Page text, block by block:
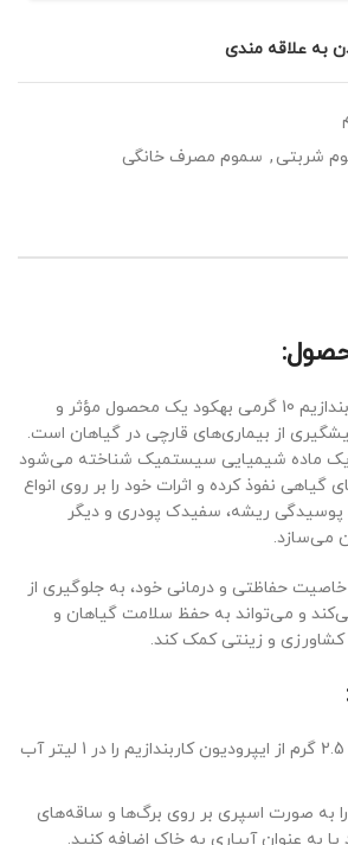
به علاقه مندی
شربتی , سموم مصرف خانگی
قارچ‌کش ایپرودیون کاربندازیم 10 گرمی بهکود یک محصول مؤثر و
از بیماری‌های قارچی در گیاهان است.
یک ماده شیمیایی سیستمیک شناخته می‌شود
نفوذ کرده و اثرات خود را بر روی انواع
پوسیدگی ریشه، سفیدک پودری و دیگر
می‌سازد.
خاصیت حفاظتی و درمانی خود، به جلوگیری از
و می‌تواند به حفظ سلامت گیاهان و
کشاورزی و زینتی کمک کند.
: معمولاً 2.5 گرم از ایپرودیون کاربندازیم را در 1 لیتر آب
به صورت اسپری بر روی برگ‌ها و ساقه‌های
یا به عنوان آبیاری به خاک اضافه کنید.